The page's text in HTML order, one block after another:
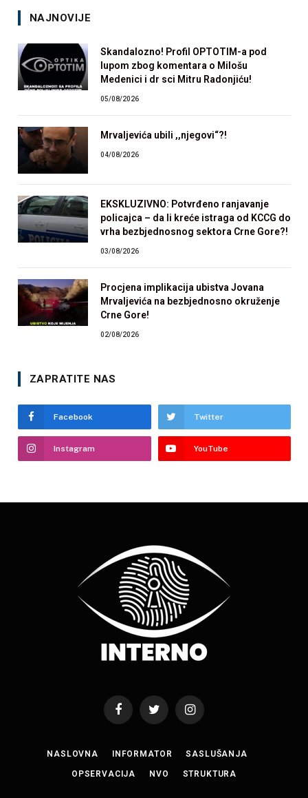
NAJNOVIJE
Skandalozno! Profil OPTOTIM-a pod
lupom zbog komentara o Milošu
Medenici i dr sci Mitru Radonjiću!
05/08/2026
Mrvaljevića ubili ,,njegovi“?!
04/08/2026
EKSKLUZIVNO: Potvrđeno ranjavanje
policajca – da li kreće istraga od KCCG do
vrha bezbjednosnog sektora Crne Gore?!
03/08/2026
Procjena implikacija ubistva Jovana
Mrvaljevića na bezbjednosno okruženje
Crne Gore!
02/08/2026
ZAPRATITE NAS
Facebook Twitter
Instagram YouTube
FacebookTwitter Instagram
NASLOVNA INFORMATOR SASLUŠANJA
OPSERVACIJA NVO STRUKTURA